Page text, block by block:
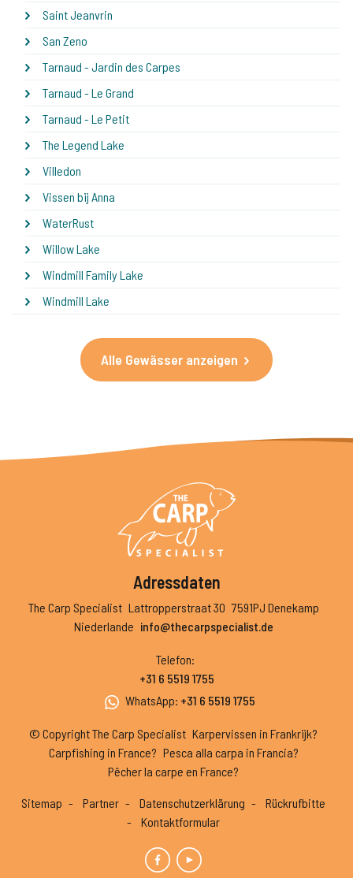
Saint Jeanvrin
San Zeno
Tarnaud - Jardin des Carpes
Tarnaud - Le Grand
Tarnaud - Le Petit
The Legend Lake
Villedon
Vissen bij Anna
WaterRust
Willow Lake
Windmill Family Lake
Windmill Lake
Alle Gewässer anzeigen
Adressdaten
The Carp Specialist Lattropperstraat 30 7591PJ Denekamp
Niederlande info@thecarpspecialist.de
Telefon:
+31 6 5519 1755
WhatsApp: +31 6 5519 1755
© Copyright The Carp Specialist Karpervissen in Frankrijk?
Carpfishing in France? Pesca alla carpa in Francia?
Pêcher la carpe en France?
Sitemap Partner Datenschutzerklärung
Rückrufbitte
Kontaktformular